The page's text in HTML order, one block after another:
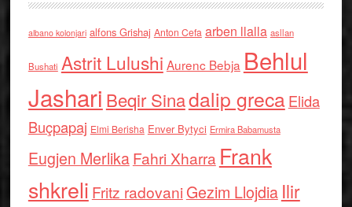
albano kolonjari alfons Grishaj Anton Cefa arben llalla asllan
Bushati Astrit Lulushi Aurenc Bebja Behlul
Jashari Beqir Sinadalip grecaElida
Buçpapaj Elmi Berisha Enver Bytyci Ermira Babamusta
Eugjen MerlikaFahri Xharra Frank
shkreli Fritz radovaniGezim Llojdia Ilir